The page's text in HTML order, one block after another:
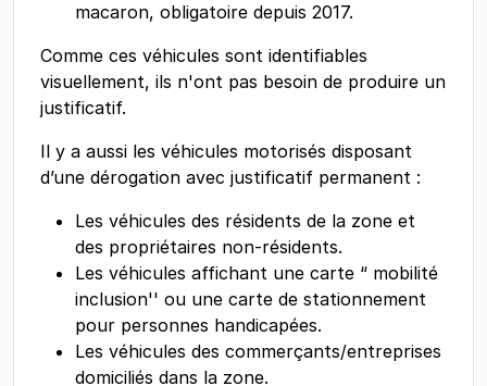
macaron, obligatoire depuis 2017.
Comme ces véhicules sont identifiables
visuellement, ils n'ont pas besoin de produire un
justificatif.
Il y a aussi les véhicules motorisés disposant
d’une dérogation avec justificatif permanent :
Les véhicules des résidents de la zone et
des propriétaires non-résidents.
Les véhicules affichant une carte “ mobilité
inclusion'' ou une carte de stationnement
pour personnes handicapées.
Les véhicules des commerçants/entreprises
domiciliés dans la zone.